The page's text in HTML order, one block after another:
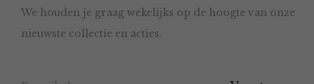
We houden je graag wekelijks op de hoogte van onze
nieuwste collectie en acties.